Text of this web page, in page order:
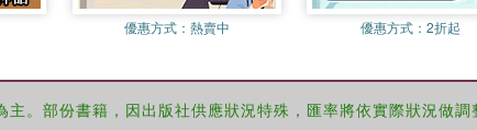
優惠方式： 熱賣中 優惠方式：2折起
。部份書籍，因出版社供應狀況特殊，匯率將依實際狀況做調